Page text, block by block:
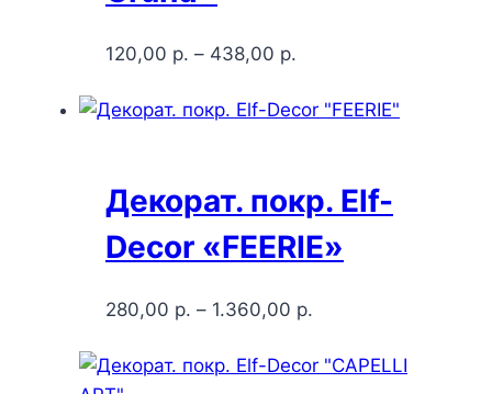
120,00 р. – 438,00 р.
Декорат. покр. Elf-
Decor «FEERIE»
280,00 р. – 1.360,00 р.